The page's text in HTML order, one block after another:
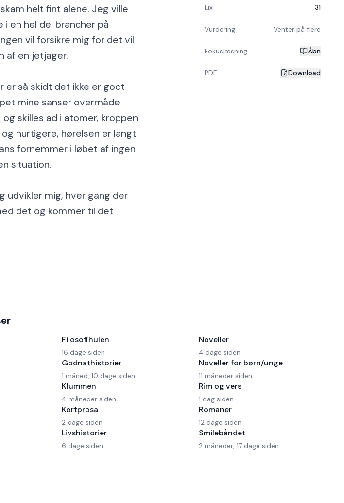
helt fint alene. Jeg ville
i en hel del brancher på
vil forsikre mig for det vil
af en jetjager.
er så skidt det ikke er godt
mine sanser overmåde
skilles ad i atomer, kroppen
hurtigere, hørelsen er langt
fornemmer i løbet af ingen
situation.
mig, hver gang der
det og kommer til det
Lix 31
Vurdering Venter på flere
Fokuslæsning Åbn
PDF Download
Filosofihulen
16 dage siden
Godnathistorier
1 måned, 10 dage siden
Klummen
4 måneder siden
Kortprosa
2 dage siden
Livshistorier
6 dage siden
Noveller
4 dage siden
Noveller for børn/unge
11 måneder siden
Rim og vers
1 dag siden
Romaner
12 dage siden
Smilebåndet
2 måneder, 17 dage siden